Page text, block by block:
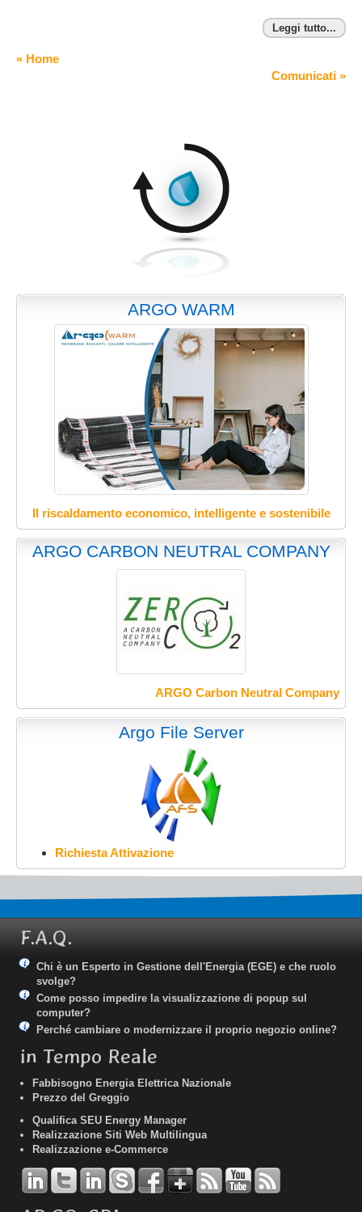
Leggi tutto...
« Home
Comunicati »
ARGO WARM
Il riscaldamento economico, intelligente e sostenibile
ARGO CARBON NEUTRAL COMPANY
ARGO Carbon Neutral Company
Argo File Server
Richiesta Attivazione
F.A.Q.
Chi è un Esperto in Gestione dell'Energia (EGE) e che ruolo
svolge?
Come posso impedire la visualizzazione di popup sul
computer?
Perché cambiare o modernizzare il proprio negozio online?
in Tempo Reale
Fabbisogno Energia Elettrica Nazionale
Prezzo del Greggio
Qualifica SEU Energy Manager
Realizzazione Siti Web Multilingua
Realizzazione e-Commerce